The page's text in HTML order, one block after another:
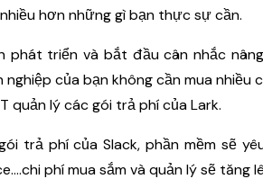
hơn những gì bạn thực sự cần.
phát triển và bắt đầu cân nhắc
nghiệp của bạn không cần mua
quản lý các gói trả phí của Lark.
trả phí của Slack, phần mềm sẽ
phí mua sắm và quản lý sẽ tăng